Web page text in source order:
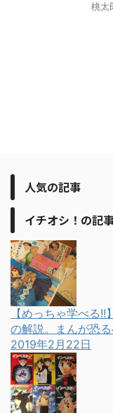
桃太
人気の記事
イチオシ！の記
【めっちゃ学べる
の解説。まんが恐
2019年2月22日